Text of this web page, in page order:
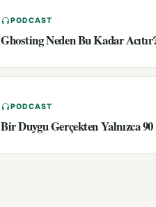
PODCAST
Ghosting Neden Bu Kadar
PODCAST
Bir Duygu Gerçekten Yalnızca